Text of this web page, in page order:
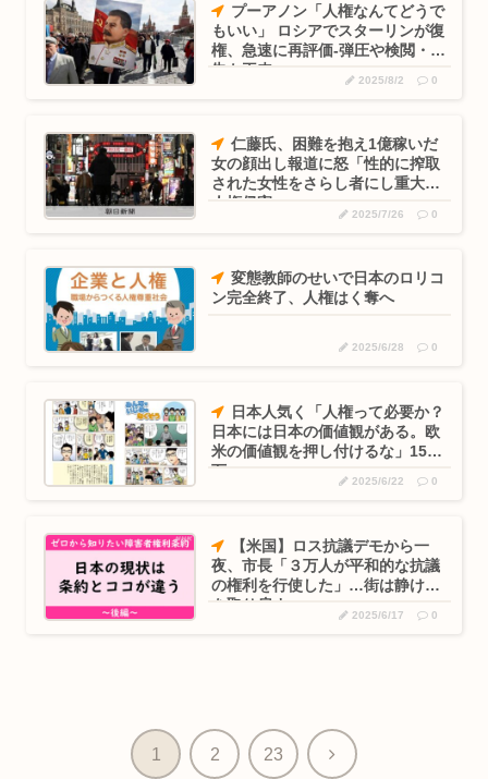
プーアノン「人権なんてどうで
もいい」 ロシアでスターリンが復
権、急速に再評価-弾圧や検閲・密
告も再来
2025/8/2 0
仁藤氏、困難を抱え1億稼いだ
女の顔出し報道に怒「性的に搾取
された女性をさらし者にし重大な
人権侵害
2025/7/26 0
変態教師のせいで日本のロリコ
ン完全終了、人権はく奪へ
2025/6/28 0
日本人気く「人権って必要か？
日本には日本の価値観がある。欧
米の価値観を押し付けるな」157
万
2025/6/22 0
【米国】ロス抗議デモから一
夜、市長「３万人が平和的な抗議
の権利を行使した」…街は静けさ
を取り戻す
2025/6/17 0
1 2 23 次